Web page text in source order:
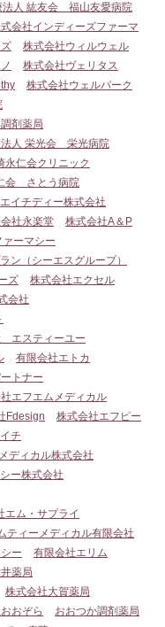
法人 紘友会 福山友愛病院
会社インディーズファーマ
株式会社ウィルウェル
株式会社ヴェリタス
株式会社ウェルパーク
剤薬局
法人 栄光会 栄光病院
仁会クリニック
会 さとう病院
エイチディー株式会社
社永楽堂
株式会社A＆P
ーマシー
ン（シーエスグループ）
ズ
株式会社エクセル
会社
エスティーユー
有限会社エトカ
トナー
エフエムメディカル
Fdesign
株式会社エフピー
チ
ディカル株式会社
ー株式会社
エム・サプライ
ティーメディカル有限会社
ー
有限会社エリム
薬局
株式会社大賀薬局
おぞら
おおつか調剤薬局